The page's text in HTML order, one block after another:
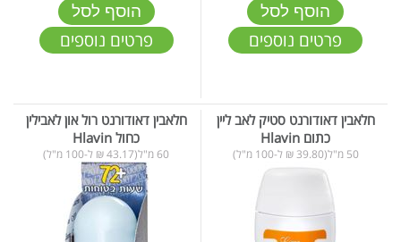
הוסף לסל
פרטים נוספים
הוסף לסל
פרטים נוספים
חלאבין דאודורנט סטיק לאב ליין
כתום Hlavin
50 מ"ל(39.80 ₪ ל-100 מ"ל)
חלאבין דאודורנט רול און לאבילין
כחול Hlavin
60 מ"ל(43.17 ₪ ל-100 מ"ל)